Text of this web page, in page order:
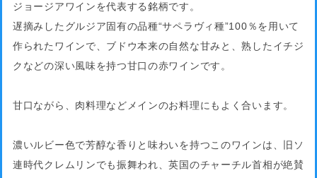
ジョージアワインを代表する銘柄です。
遅摘みしたグルジア固有の品種“サペラヴィ種”100％を用いて
作られたワインで、ブドウ本来の自然な甘みと、熟したイチジ
クなどの深い風味を持つ甘口の赤ワインです。
甘口ながら、肉料理などメインのお料理にもよく合います。
濃いルビー色で芳醇な香りと味わいを持つこのワインは、旧ソ
連時代クレムリンでも振舞われ、英国のチャーチル首相が絶賛